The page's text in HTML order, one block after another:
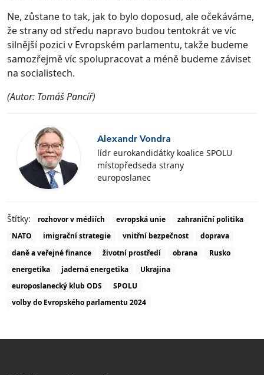
Ne, zůstane to tak, jak to bylo doposud, ale očekáváme,
že strany od středu napravo budou tentokrát ve víc
silnější pozici v Evropském parlamentu, takže budeme
samozřejmě víc spolupracovat a méně budeme záviset
na socialistech.
(Autor: Tomáš Pancíř)
Alexandr Vondra
lídr eurokandidátky koalice SPOLU
místopředseda strany
europoslanec
Štítky: rozhovor v médiích evropská unie
zahraniční politika
NATO
imigrační strategie vnitřní bezpečnost
doprava
daně a veřejné finance
životní prostředí obrana
Rusko
energetika
jaderná energetika
Ukrajina
europoslanecký klub ODS
SPOLU
volby do Evropského parlamentu 2024